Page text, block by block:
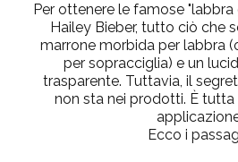
Per ottenere le famose
Hailey Bieber, tutto ciò che
marrone morbida per labbra
per sopracciglia) e un
trasparente. Tuttavia, il
non sta nei prodotti. È tutta
Ecco i